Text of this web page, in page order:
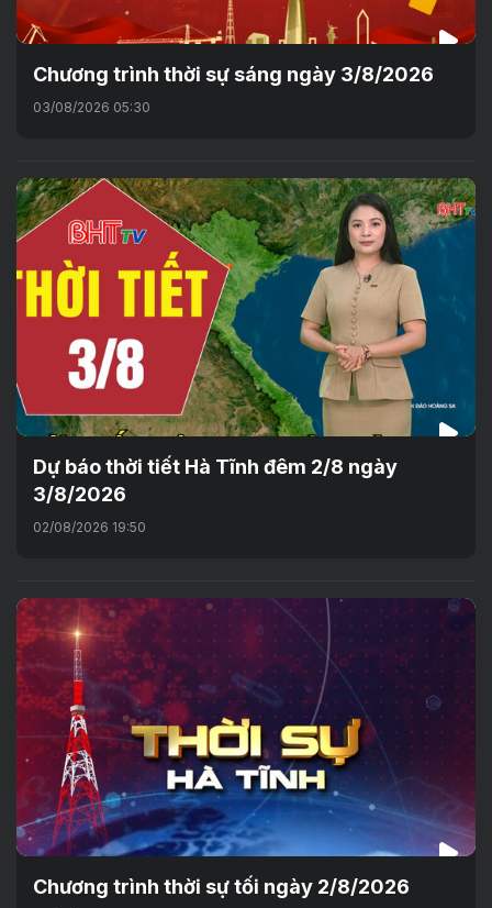
Chương trình thời sự sáng ngày 3/8/2026
03/08/2026 05:30
Dự báo thời tiết Hà Tĩnh đêm 2/8 ngày
3/8/2026
02/08/2026 19:50
Chương trình thời sự tối ngày 2/8/2026